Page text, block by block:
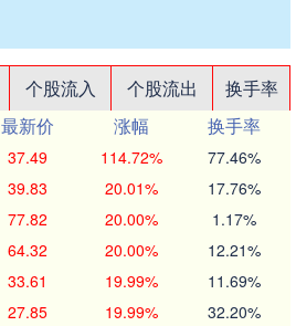
个股流入 个股流出
换手率
最新价 涨幅
换手率
37.49 114.72% 77.46%
39.83 20.01% 17.76%
77.82 20.00% 1.17%
64.32 20.00% 12.21%
33.61 19.99% 11.69%
27.85 19.99% 32.20%